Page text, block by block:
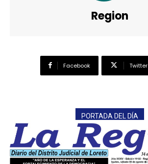
Region
Facebook Twitter
PORTADA DEL DÍA